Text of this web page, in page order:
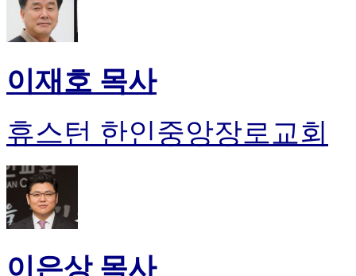
이재호 목사
휴스턴 한인중앙장로교회
이은상 목사